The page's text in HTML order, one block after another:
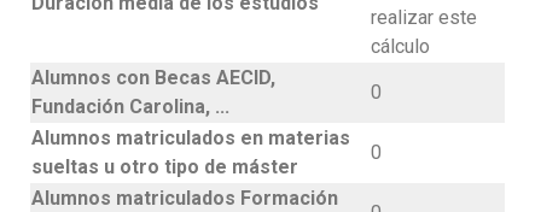
realizar este
cálculo
Alumnos con Becas AECID,
Fundación Carolina, ...
0
Alumnos matriculados en materias
sueltas u otro tipo de máster
0
Alumnos matriculados Formación